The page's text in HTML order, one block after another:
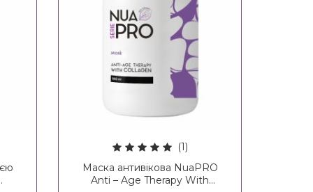
(1)
Маска антивікова NuaPRO
Anti – Age Therapy With